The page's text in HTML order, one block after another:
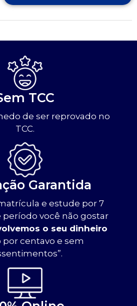
TCC
de ser reprovado no
TCC.
Garantida
e estude por 7
período você não gostar
o seu dinheiro
por centavo e sem